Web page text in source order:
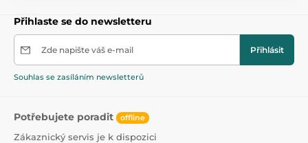
Přihlaste se do newsletteru
Zde napište váš e-mail Přihlásit
Souhlas se zasíláním newsletterů
Potřebujete poradit offline
Zákaznický servis je k dispozici